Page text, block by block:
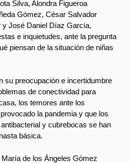
Silva, Alondra Figueroa
Gómez, César Salvador
José Daniel Díaz García,
e inquietudes, ante la pregunta
piensan de la situación de niñas
su preocupación e incertidumbre
de conectividad para
los temores ante los
la pandemia y que los
y cubrebocas se han
básica.
de los Ángeles Gómez